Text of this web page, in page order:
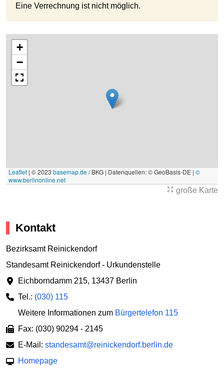
Eine Verrechnung ist nicht möglich.
+
−
Leaflet | © 2023 basemap.de/ BKG | Datenquellen: © GeoBasis-DE | ©
www.berlinonline.net
große Karte
Kontakt
Bezirksamt Reinickendorf
Standesamt Reinickendorf - Urkundenstelle
Eichborndamm 215, 13437 Berlin
Tel.: (030) 115
Weitere Informationen zum Bürgertelefon 115
Fax: (030) 90294 - 2145
E-Mail: standesamt@reinickendorf.berlin.de
Homepage